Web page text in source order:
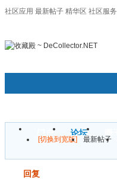
社区应用 最新帖子 精华区 社区服务
门户 论坛
[切换到宽版] 最新帖子
回复